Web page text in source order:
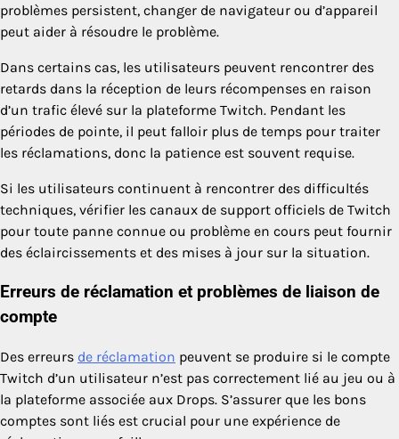
problèmes persistent, changer de navigateur ou d’appareil
peut aider à résoudre le problème.
Dans certains cas, les utilisateurs peuvent rencontrer des
retards dans la réception de leurs récompenses en raison
d’un trafic élevé sur la plateforme Twitch. Pendant les
périodes de pointe, il peut falloir plus de temps pour traiter
les réclamations, donc la patience est souvent requise.
Si les utilisateurs continuent à rencontrer des difficultés
techniques, vérifier les canaux de support officiels de Twitch
pour toute panne connue ou problème en cours peut fournir
des éclaircissements et des mises à jour sur la situation.
Erreurs de réclamation et problèmes de liaison de
compte
Des erreurs de réclamation peuvent se produire si le compte
Twitch d’un utilisateur n’est pas correctement lié au jeu ou à
la plateforme associée aux Drops. S’assurer que les bons
comptes sont liés est crucial pour une expérience de